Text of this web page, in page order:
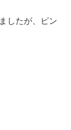
したが、ピン